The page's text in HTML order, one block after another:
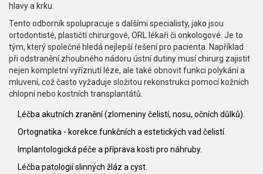
hlavy a krku.
Tento odborník spolupracuje s dalšími specialisty, jako jsou
ortodontisté, plastičtí chirurgové, ORL lékaři či onkologové. Je to
tým, který společně hledá nejlepší řešení pro pacienta. Například
při odstranění zhoubného nádoru ústní dutiny musí chirurg zajistit
nejen kompletní vyříznutí léze, ale také obnovit funkci polykání a
mluvení, což často vyžaduje složitou rekonstrukci pomocí kožních
chlopní nebo kostních transplantátů.
Léčba akutních zranění (zlomeniny čelistí, nosu, očních důlků).
Ortognatika - korekce funkčních a estetických vad čelistí.
Implantologická péče a příprava kosti pro náhruby.
Léčba patologií slinných žláz a cyst.